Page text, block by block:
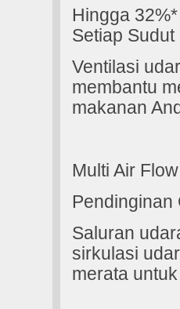
Hingga
Setiap Sudut
Ventilasi
membantu
makanan
Multi Air Flow
Pendinginan
Saluran
sirkulasi
merata